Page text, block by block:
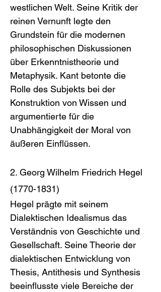
westlichen Welt. Seine Kritik der
reinen Vernunft legte den
Grundstein für die modernen
philosophischen Diskussionen
über Erkenntnistheorie und
Metaphysik. Kant betonte die
Rolle des Subjekts bei der
Konstruktion von Wissen und
argumentierte für die
Unabhängigkeit der Moral von
äußeren Einflüssen.
2. Georg Wilhelm Friedrich Hegel
(1770-1831)
Hegel prägte mit seinem
Dialektischen Idealismus das
Verständnis von Geschichte und
Gesellschaft. Seine Theorie der
dialektischen Entwicklung von
Thesis, Antithesis und Synthesis
beeinflusste viele Bereiche der